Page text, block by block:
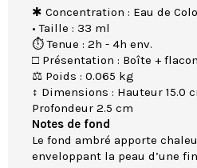
✱ Concentration : Eau de
• Taille : 33 ml
⏱ Tenue : 2h - 4h env.
□ Présentation : Boîte +
⚖ Poids : 0.065 kg
↕ Dimensions : Hauteur 15.0
Profondeur 2.5 cm
Notes de fond
Le fond ambré apporte
enveloppant la peau d’une